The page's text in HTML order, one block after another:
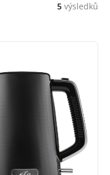
5 výsledků